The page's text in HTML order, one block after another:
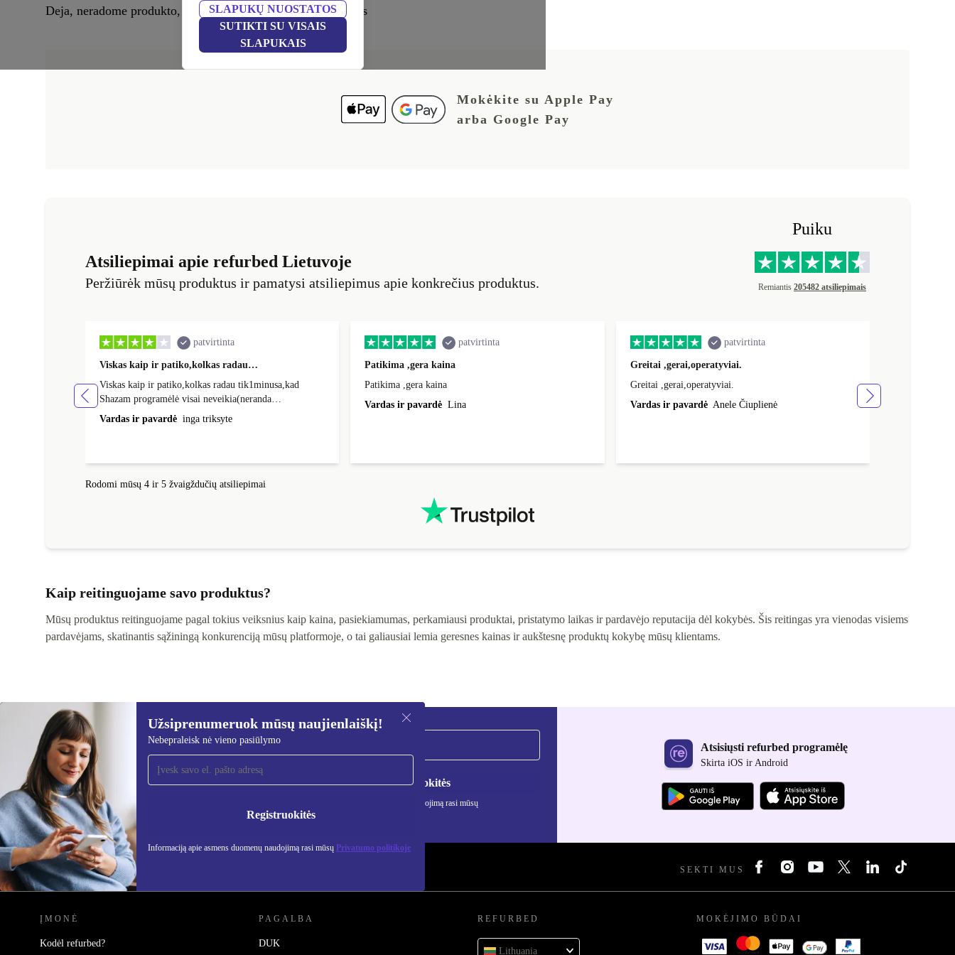
SLAPUKŲ NUOSTATOS
SUTIKTI SU VISAIS
SLAPUKAIS
Deja, neradome produkto, atitinkančio tavo paieškos kriterijus
Mokėkite su Apple Pay
arba Google Pay
Atsiliepimai apie refurbed Lietuvoje
Peržiūrėk mūsų produktus ir pamatysi atsiliepimus apie konkrečius produktus.
Puiku
Remiantis 205482 atsiliepimais
patvirtinta
Viskas kaip ir patiko,kolkas radau…
Viskas kaip ir patiko,kolkas radau tik1minusa,kad
Shazam programėlė visai neveikia(neranda
muzikos),šituo dalyku visai nusivyliau.
Vardas ir pavardė inga triksyte
patvirtinta
Patikima ,gera kaina
Patikima ,gera kaina
Vardas ir pavardė Lina
patvirtinta
Greitai ,gerai,operatyviai.
Greitai ,gerai,operatyviai.
Vardas ir pavardė Anele Čiuplienė
Rodomi mūsų 4 ir 5 žvaigždučių atsiliepimai
Kaip reitinguojame savo produktus?
Mūsų produktus reitinguojame pagal tokius veiksnius kaip kaina, pasiekiamumas, perkamiausi produktai, pristatymo laikas ir pardavėjo reputacija dėl kokybės. Šis reitingas yra vienodas visiems
pardavėjams, skatinantis sąžiningą konkurenciją mūsų platformoje, o tai galiausiai lemia geresnes kainas ir aukštesnę produktų kokybę mūsų klientams.
Užsiprenumeruok mūsų naujienlaiškį!
Nebepraleisk nė vieno pasiūlymo
Registruokitės
Informaciją apie asmens duomenų naudojimą rasi mūsų Privatumo politikoje
Užsiprenumeruok mūsų
naujienlaiškį!
Nebepraleisk nė vieno pasiūlymo.
Registruokitės
Informaciją apie asmens duomenų naudojimą rasi mūsų
Privatumo politikoje
Atsisiųsti refurbed programėlę
Skirta iOS ir Android
REFURBED LIETUVA - RETHINK NEW. SEKTI MUS
ĮMONĖ
Kodėl refurbed?
PAGALBA
DUK
REFURBED
Lithuania
MOKĖJIMO BŪDAI